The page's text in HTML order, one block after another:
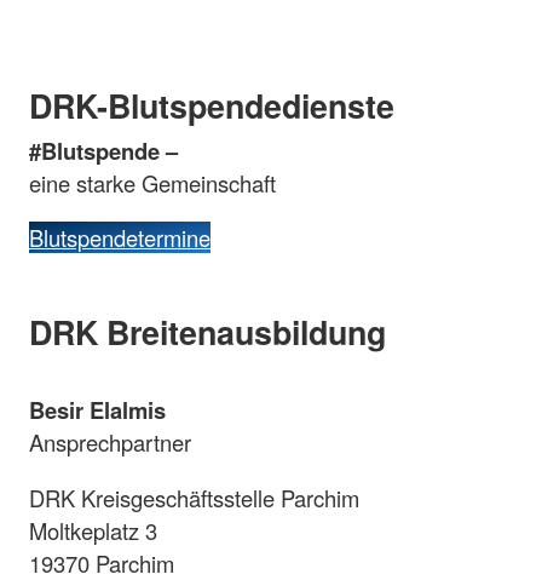
DRK-Blutspendedienste
#Blutspende –
eine starke Gemeinschaft
Blutspendetermine
DRK Breitenausbildung
Besir Elalmis
Ansprechpartner
DRK Kreisgeschäftsstelle Parchim
Moltkeplatz 3
19370 Parchim